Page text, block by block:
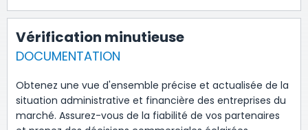
Vérification minutieuse
DOCUMENTATION
Obtenez une vue d'ensemble précise et actualisée de la
situation administrative et financière des entreprises du
marché. Assurez-vous de la fiabilité de vos partenaires